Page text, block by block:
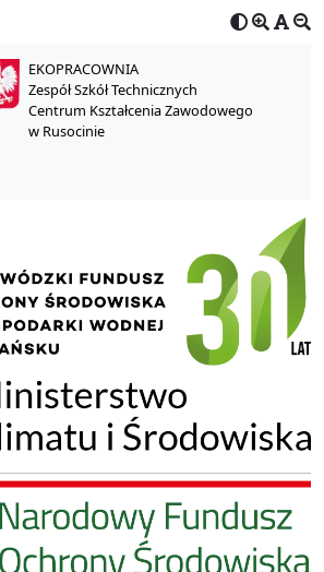
EKOPRACOWNIA
Zespół Szkół Technicznych
Centrum Kształcenia Zawodowego
w Rusocinie